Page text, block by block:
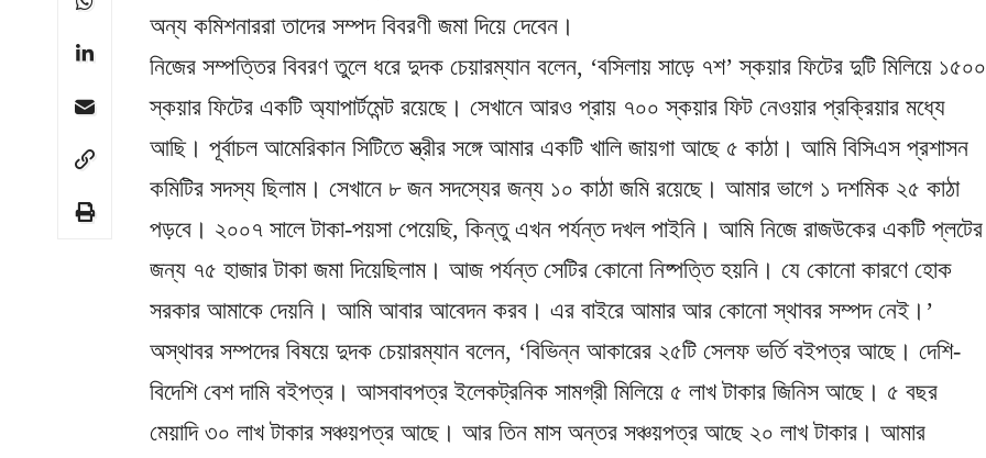
অন্য কমিশনাররা তাদের সম্পদ বিবরণী জমা দিয়ে দেবেন।
নিজের সম্পত্তির বিবরণ তুলে ধরে দুদক চেয়ারম্যান বলেন, ‘বসিলায় সাড়ে ৭শ’ স্কয়ার ফিটের দুটি মিলিয়ে ১৫০০
স্কয়ার ফিটের একটি অ্যাপার্টমেন্ট রয়েছে। সেখানে আরও প্রায় ৭০০ স্কয়ার ফিট নেওয়ার প্রক্রিয়ার মধ্যে
আছি। পূর্বাচল আমেরিকান সিটিতে স্ত্রীর সঙ্গে আমার একটি খালি জায়গা আছে ৫ কাঠা। আমি বিসিএস প্রশাসন
কমিটির সদস্য ছিলাম। সেখানে ৮ জন সদস্যের জন্য ১০ কাঠা জমি রয়েছে। আমার ভাগে ১ দশমিক ২৫ কাঠা
পড়বে। ২০০৭ সালে টাকা-পয়সা পেয়েছি, কিন্তু এখন পর্যন্ত দখল পাইনি। আমি নিজে রাজউকের একটি প্লটের
জন্য ৭৫ হাজার টাকা জমা দিয়েছিলাম। আজ পর্যন্ত সেটির কোনো নিষ্পত্তি হয়নি। যে কোনো কারণে হোক
সরকার আমাকে দেয়নি। আমি আবার আবেদন করব। এর বাইরে আমার আর কোনো স্থাবর সম্পদ নেই।’
অস্থাবর সম্পদের বিষয়ে দুদক চেয়ারম্যান বলেন, ‘বিভিন্ন আকারের ২৫টি সেলফ ভর্তি বইপত্র আছে। দেশি-
বিদেশি বেশ দামি বইপত্র। আসবাবপত্র ইলেকট্রনিক সামগ্রী মিলিয়ে ৫ লাখ টাকার জিনিস আছে। ৫ বছর
মেয়াদি ৩০ লাখ টাকার সঞ্চয়পত্র আছে। আর তিন মাস অন্তর সঞ্চয়পত্র আছে ২০ লাখ টাকার। আমার